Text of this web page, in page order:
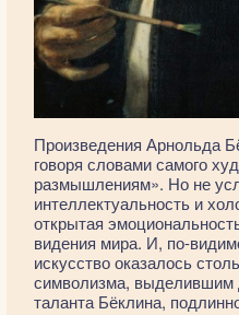
Произведения Арнольда
говоря словами самого
размышлениям». Но не
интеллектуальность и
открытая
видения мира. И, по-
искусство оказалось
символизма, выделившим
таланта Бёклина,